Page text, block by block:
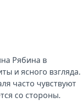
Рябина в
и ясного взгляда.
часто чувствуют
со стороны.